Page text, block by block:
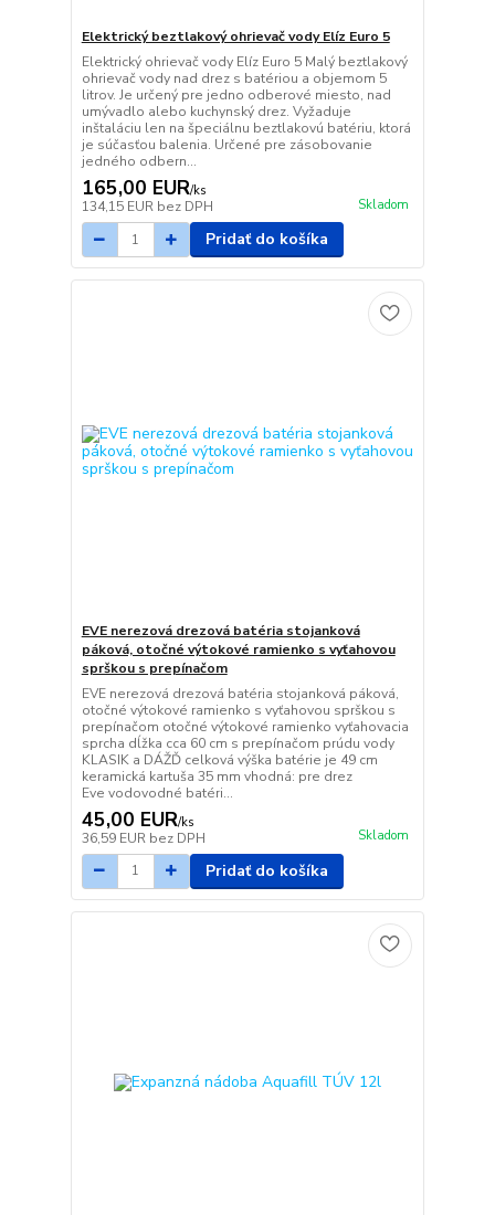
Elektrický beztlakový ohrievač vody Elíz Euro 5
Elektrický ohrievač vody Elíz Euro 5 Malý beztlakový
ohrievač vody nad drez s batériou a objemom 5
litrov. Je určený pre jedno odberové miesto, nad
umývadlo alebo kuchynský drez. Vyžaduje
inštaláciu len na špeciálnu beztlakovú batériu, ktorá
je súčasťou balenia. Určené pre zásobovanie
jedného odbern...
165,00 EUR/ks
134,15 EUR bez DPH Skladom
Pridať do košíka
EVE nerezová drezová batéria stojanková
páková, otočné výtokové ramienko s vyťahovou
sprškou s prepínačom
EVE nerezová drezová batéria stojanková páková,
otočné výtokové ramienko s vyťahovou sprškou s
prepínačom otočné výtokové ramienko vyťahovacia
sprcha dĺžka cca 60 cm s prepínačom prúdu vody
KLASIK a DÁŽĎ celková výška batérie je 49 cm
keramická kartuša 35 mm vhodná: pre drez
Eve vodovodné batéri...
45,00 EUR/ks
36,59 EUR bez DPH Skladom
Pridať do košíka